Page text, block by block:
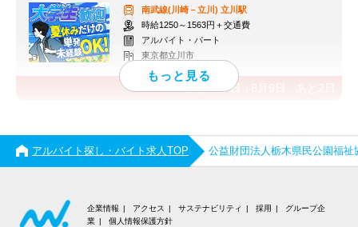
南武線(川崎－立川) 立川駅
時給1250～1563円＋交通費
アルバイト・パート
東京都立川市
応募終了日：
アルバイト探し・バイト求人TOP 公益財団法人栃木県民公園福
企業情報 アクセス サステナビリティ 採用
グループ企
業
個人情報保護方針